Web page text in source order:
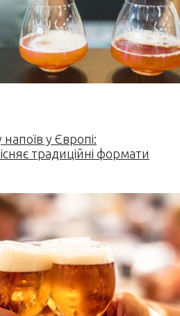
у Європі:
традиційні формати